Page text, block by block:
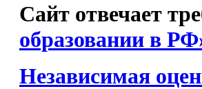
Сайт отвечает
образовании в
Независимая